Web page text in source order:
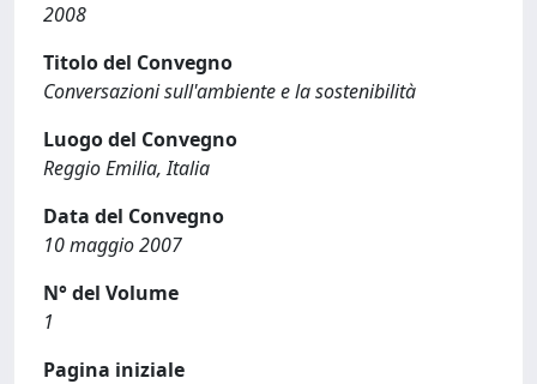
2008
Titolo del Convegno
Conversazioni sull'ambiente e la sostenibilità
Luogo del Convegno
Reggio Emilia, Italia
Data del Convegno
10 maggio 2007
N° del Volume
1
Pagina iniziale